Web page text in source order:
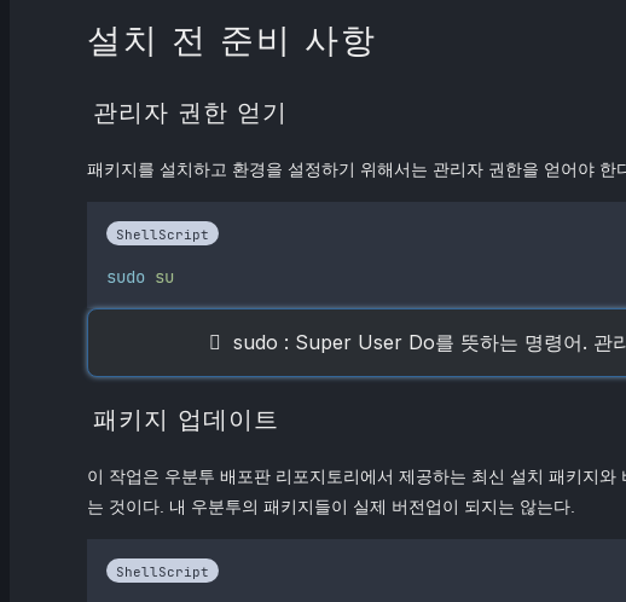
설치 전 준비 사항
관리자 권한 얻기
패키지를 설치하고 환경을 설정하기 위해서는 관리자 권한을 얻어야 한
ShellScript
sudo su
sudo : Super User Do를 뜻하는 명령어. 관
패키지 업데이트
이 작업은 우분투 배포판 리포지토리에서 제공하는 최신 설치 패키지
는 것이다. 내 우분투의 패키지들이 실제 버전업이 되지는 않는다.
ShellScript